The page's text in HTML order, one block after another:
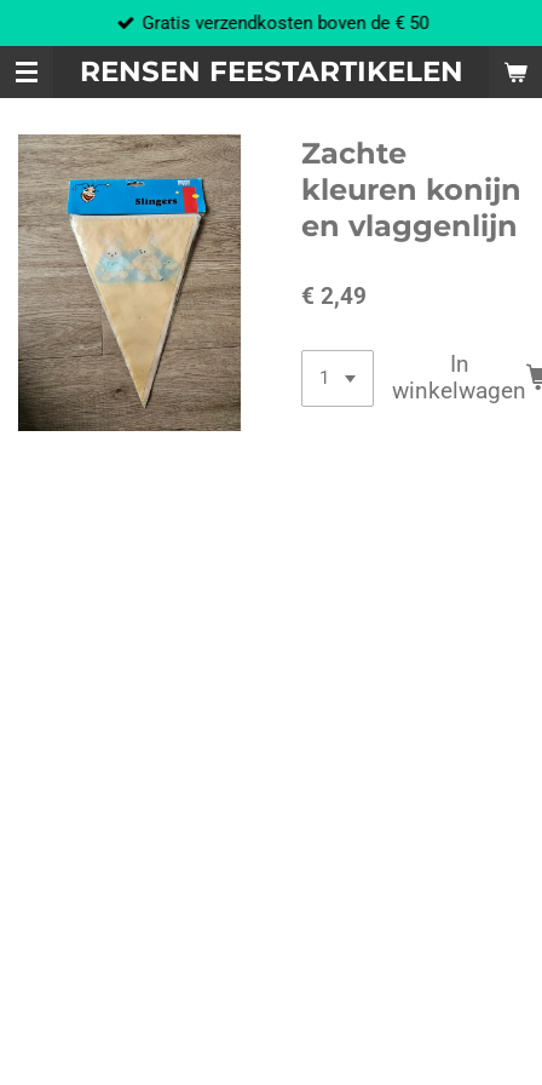
direct
naar
de
hoofdinhoud
RENSEN FEESTARTIKELEN
Gratis verzendkosten boven de € 50
Zachte
kleuren konijn
en vlaggenlijn
€ 2,49
In
winkelwagen